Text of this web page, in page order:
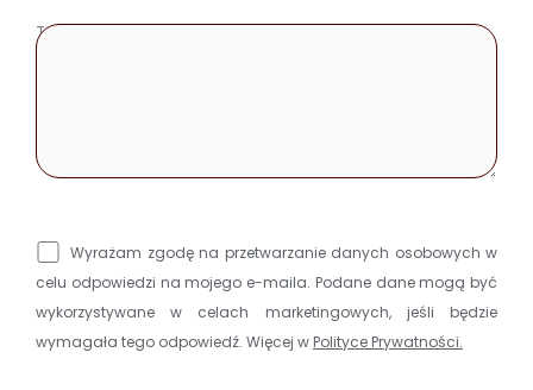
Treść wiadomości
Wyrażam zgodę na przetwarzanie danych osobowych w
celu odpowiedzi na mojego e-maila. Podane dane mogą być
wykorzystywane w celach marketingowych, jeśli będzie
wymagała tego odpowiedź. Więcej w Polityce Prywatności.